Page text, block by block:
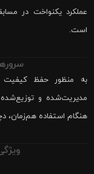
عملکرد یکنواخت در
است.
به منظور حفظ
مدیریت‌شده و توزیع‌شده
هنگام استفاده هم‌زمان،